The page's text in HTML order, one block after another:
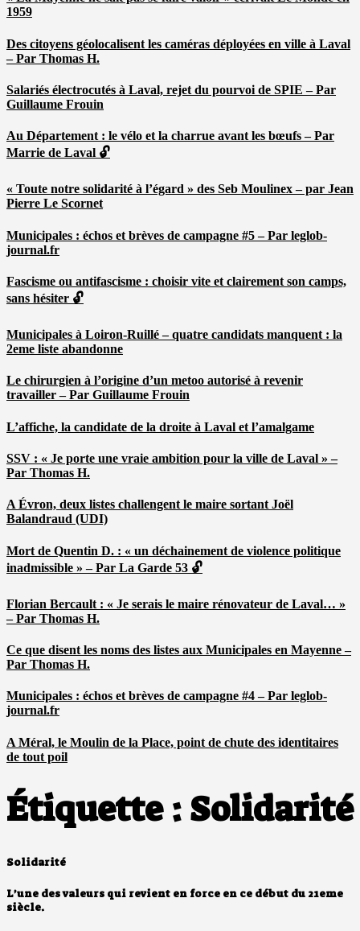
1959
Des citoyens géolocalisent les caméras déployées en ville à Laval
– Par Thomas H.
Salariés électrocutés à Laval, rejet du pourvoi de SPIE – Par
Guillaume Frouin
Au Département : le vélo et la charrue avant les bœufs – Par
Marrie de Laval 🔓
« Toute notre solidarité à l’égard » des Seb Moulinex – par Jean
Pierre Le Scornet
Municipales : échos et brèves de campagne #5 – Par leglob-
journal.fr
Fascisme ou antifascisme : choisir vite et clairement son camps,
sans hésiter 🔓
Municipales à Loiron-Ruillé – quatre candidats manquent : la
2eme liste abandonne
Le chirurgien à l’origine d’un metoo autorisé à revenir
travailler – Par Guillaume Frouin
L’affiche, la candidate de la droite à Laval et l’amalgame
SSV : « Je porte une vraie ambition pour la ville de Laval » –
Par Thomas H.
A Évron, deux listes challengent le maire sortant Joël
Balandraud (UDI)
Mort de Quentin D. : « un déchainement de violence politique
inadmissible » – Par La Garde 53 🔓
Florian Bercault : « Je serais le maire rénovateur de Laval… »
– Par Thomas H.
Ce que disent les noms des listes aux Municipales en Mayenne –
Par Thomas H.
Municipales : échos et brèves de campagne #4 – Par leglob-
journal.fr
A Méral, le Moulin de la Place, point de chute des identitaires
de tout poil
Étiquette :Solidarité
Solidarité
L’une des valeurs qui revient en force en ce début du 21eme
siècle.